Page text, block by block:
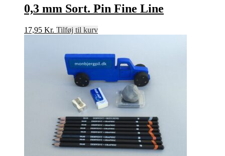
0,3 mm Sort. Pin Fine Line
17,95 Kr. Tilføj til kurv